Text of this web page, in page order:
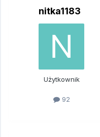
nitka1183
Użytkownik
92